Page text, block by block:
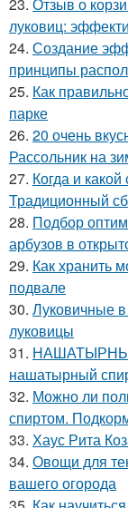
23. Отзыв о
луковиц:
24. Создание
принципы
25. Как
парке
26. 20 очень
Рассольник на
27. Когда и
Традиционный
28. Подбор
арбузов в
29. Как хранить
подвале
30. Луковичные в
луковицы
31. НАШАТЫРНЫЙ
нашатырный
32. Можно ли
спиртом.
33. Хаус Рита
34. Овощи для
вашего огорода